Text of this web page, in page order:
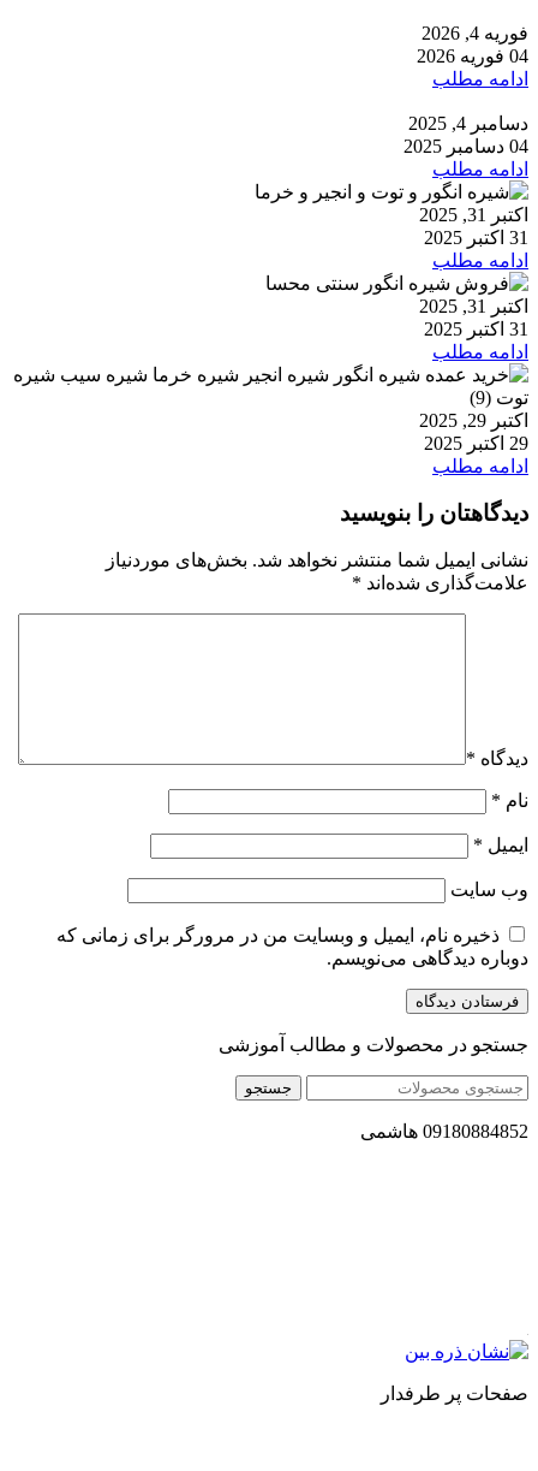
فوریه 4, 2026
04 فوریه 2026
ادامه مطلب
دسامبر 4, 2025
04 دسامبر 2025
ادامه مطلب
اکتبر 31, 2025
31 اکتبر 2025
ادامه مطلب
اکتبر 31, 2025
31 اکتبر 2025
ادامه مطلب
اکتبر 29, 2025
29 اکتبر 2025
ادامه مطلب
دیدگاهتان را بنویسید
نشانی ایمیل شما منتشر نخواهد شد. بخش‌های موردنیاز
علامت‌گذاری شده‌اند *
دیدگاه *
نام *
ایمیل *
وب‌ سایت
ذخیره نام، ایمیل و وبسایت من در مرورگر برای زمانی که
دوباره دیدگاهی می‌نویسم.
جستجو در محصولات و مطالب آموزشی
جستجو
09180884852 هاشمی
صفحات پر طرفدار